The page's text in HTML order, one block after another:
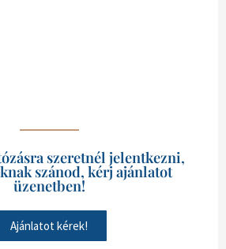
szeretnél jelentkezni,
szánod, kérj ajánlatot
üzenetben!
Ajánlatot kérek!